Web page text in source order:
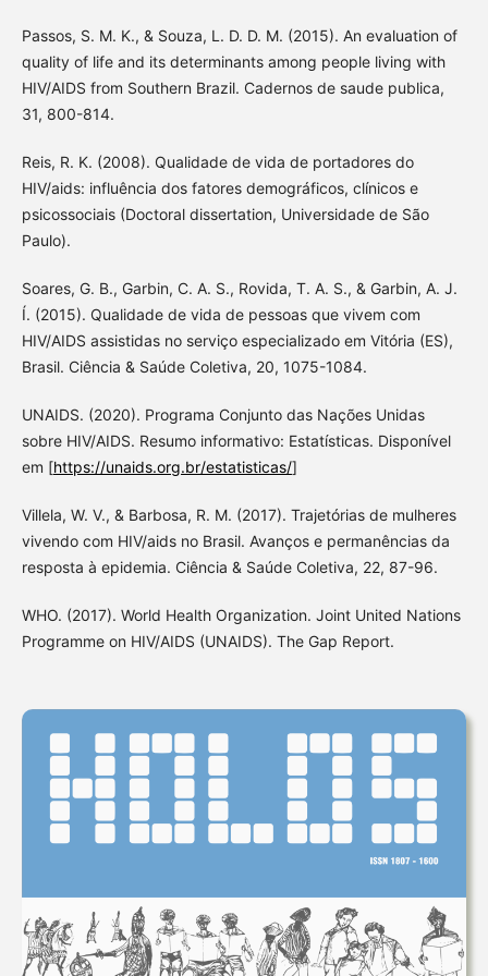
Passos, S. M. K., & Souza, L. D. D. M. (2015). An evaluation of
quality of life and its determinants among people living with
HIV/AIDS from Southern Brazil. Cadernos de saude publica,
31, 800-814.
Reis, R. K. (2008). Qualidade de vida de portadores do
HIV/aids: influência dos fatores demográficos, clínicos e
psicossociais (Doctoral dissertation, Universidade de São
Paulo).
Soares, G. B., Garbin, C. A. S., Rovida, T. A. S., & Garbin, A. J.
Í. (2015). Qualidade de vida de pessoas que vivem com
HIV/AIDS assistidas no serviço especializado em Vitória (ES),
Brasil. Ciência & Saúde Coletiva, 20, 1075-1084.
UNAIDS. (2020). Programa Conjunto das Nações Unidas
sobre HIV/AIDS. Resumo informativo: Estatísticas. Disponível
em [https://unaids.org.br/estatisticas/]
Villela, W. V., & Barbosa, R. M. (2017). Trajetórias de mulheres
vivendo com HIV/aids no Brasil. Avanços e permanências da
resposta à epidemia. Ciência & Saúde Coletiva, 22, 87-96.
WHO. (2017). World Health Organization. Joint United Nations
Programme on HIV/AIDS (UNAIDS). The Gap Report.